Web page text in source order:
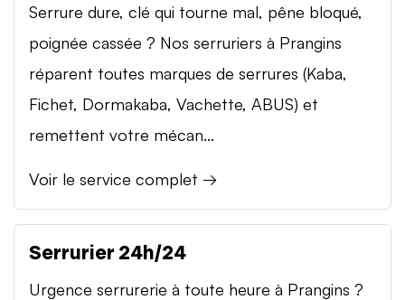
Serrure dure, clé qui tourne mal, pêne bloqué,
poignée cassée ? Nos serruriers à Prangins
réparent toutes marques de serrures (Kaba,
Fichet, Dormakaba, Vachette, ABUS) et
remettent votre mécan...
Voir le service complet →
Serrurier 24h/24
Urgence serrurerie à toute heure à Prangins ?